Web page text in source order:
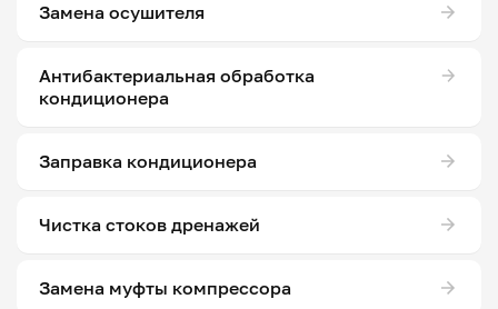
Замена осушителя
Антибактериальная обработка
кондиционера
Заправка кондиционера
Чистка стоков дренажей
Замена муфты компрессора